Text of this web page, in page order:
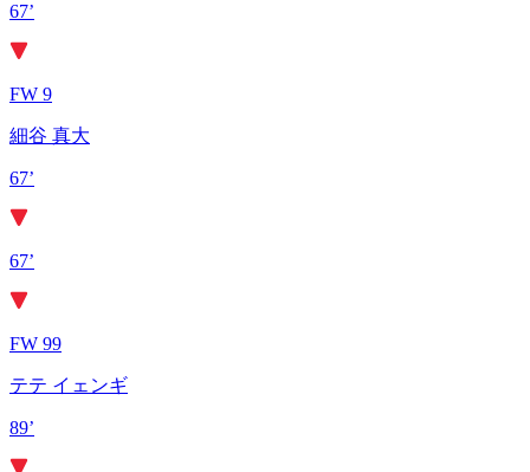
67’
FW 9
細谷 真大
67’
67’
FW 99
テテ イェンギ
89’